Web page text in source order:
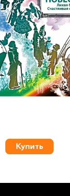
Купить